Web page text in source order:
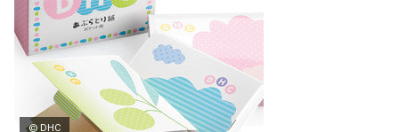
© DHC